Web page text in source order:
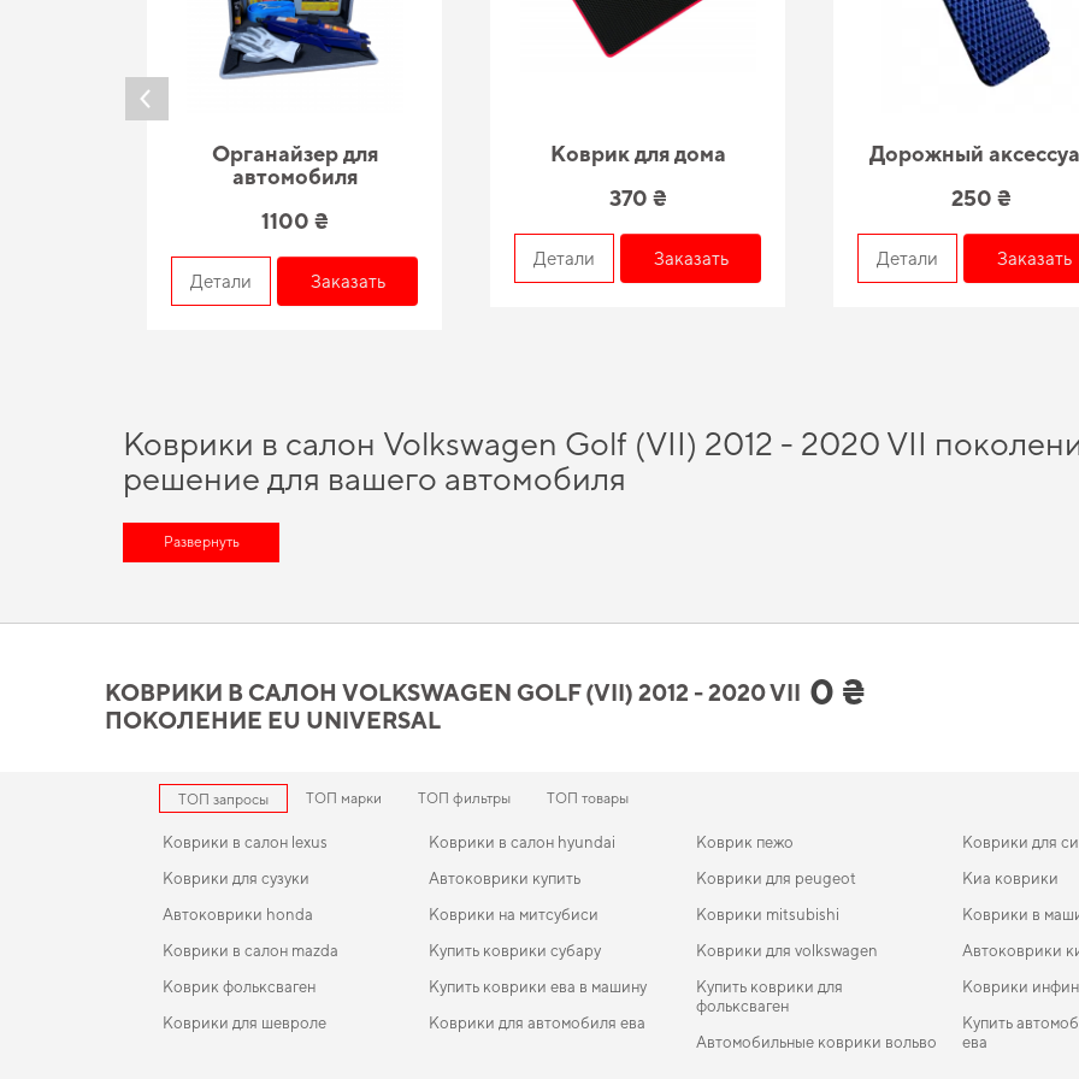
Органайзер для
автомобиля
1100 ₴
Детали Заказать
Коврик для дома
370 ₴
Детали Заказать
Дорожный
250 ₴
Детали Заказать
Коврики в салон Volkswagen Golf (VII) 2012 - 2020 VII
решение для вашего автомобиля
Наше наличие включает широкий спектр надежных аксессуаров, которые помогут существенно обновить ваш автомобиль, а именно
качественное изделие, отвечающее всем мировым стандартам автомобильной безопасности. Сделайте салон чище и аккуратнее -
обновить салон,коврики eva заказать
действительно стоит вашего внимания
Каждое изделие, которое мы представляем, спроектировано с учетом современных требований безопасности и комфорта,
продукцию, в надежности которой уверены.
Развернуть
КОВРИКИ В САЛОН VOLKSWAGEN GOLF (VII) 2012 - 2020 VII
ПОКОЛЕНИЕ EU UNIVERSAL
0 ₴
ТОП запросы ТОП марки ТОП фильтры ТОП товары
Коврики в салон lexus
Коврики для сузуки
Автоковрики honda
Коврики в салон mazda
Коврик фольксваген
Коврики для шевроле
Коврики в салон hyundai
Автоковрики купить
Коврики на митсубиси
Купить коврики субару
Купить коврики ева в машину
Коврики для автомобиля ева
Коврик пежо
Коврики для peugeot
Коврики mitsubishi
Коврики для volkswagen
Купить коврики для
фольксваген
Автомобильные коврики вольво
Коврики для
Киа коврики
Коврики в
Автоковрики
Коврики
Купить
ева